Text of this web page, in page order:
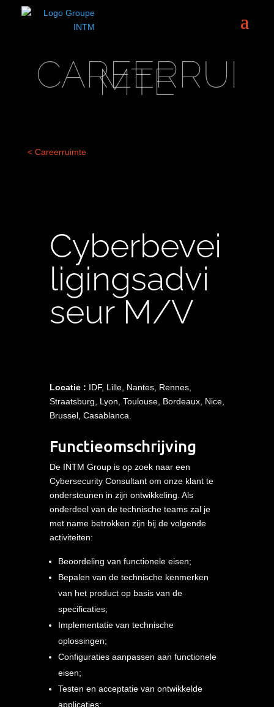
CAREERRUI
MTE
< Careerruimte
Cyberbevei
ligingsadvi
seurM/V
Locatie : IDF, Lille, Nantes, Rennes,
Straatsburg, Lyon, Toulouse, Bordeaux, Nice,
Brussel, Casablanca.
Functieomschrijving
De INTM Group is op zoek naar een
Cybersecurity Consultant om onze klant te
ondersteunen in zijn ontwikkeling. Als
onderdeel van de technische teams zal je
met name betrokken zijn bij de volgende
activiteiten:
Beoordeling van functionele eisen;
Bepalen van de technische kenmerken
van het product op basis van de
specificaties;
Implementatie van technische
oplossingen;
Configuraties aanpassen aan functionele
eisen;
Testen en acceptatie van ontwikkelde
applicaties;